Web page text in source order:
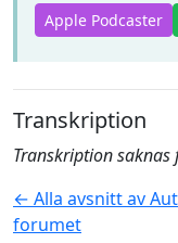
Apple Podcaster
Transkription
Transkription
← Alla avsnitt av
forumet